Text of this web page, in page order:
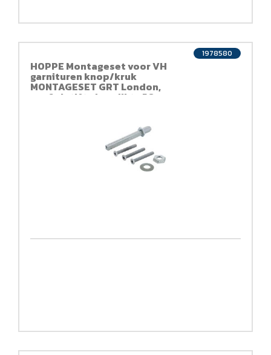
HOPPE Montageset voor VH
garnituren knop/kruk
MONTAGESET GRT London,
profielstift, deurdikte 50-
1978580